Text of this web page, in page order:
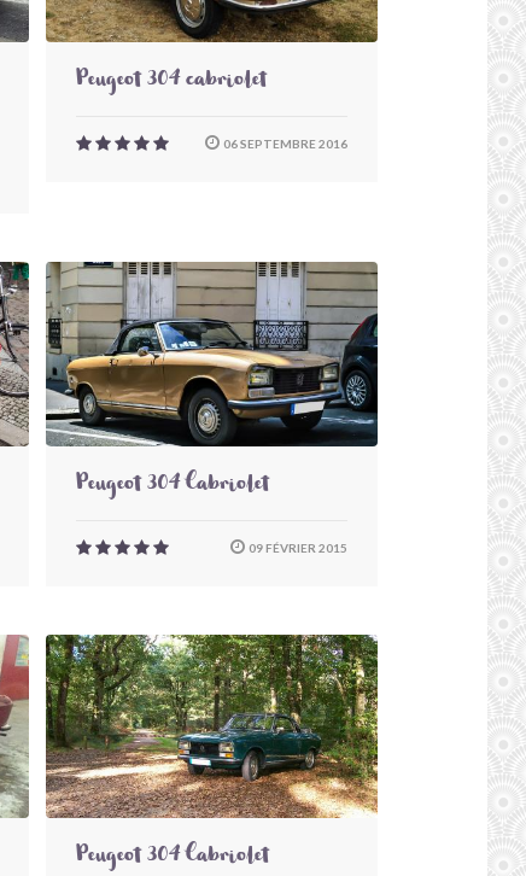
Peugeot 304 cabriolet
06 SEPTEMBRE 2016
Peugeot 304 Cabriolet
09 FÉVRIER 2015
Peugeot 304 Cabriolet